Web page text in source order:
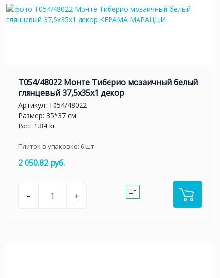
T054/48022 Монте Тиберио мозаичный белый
глянцевый 37,5x35x1 декор
Артикул: T054/48022
Размер: 35*37 см
Вес: 1.84 кг
Плиток в упаковке: 6шт
2 050.82 руб.
– + шт.